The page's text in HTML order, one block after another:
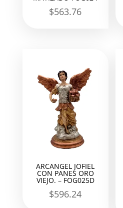
$563.76
ARCANGEL JOFIEL
CON PANES ORO
VIEJO. – FOG025D
$596.24